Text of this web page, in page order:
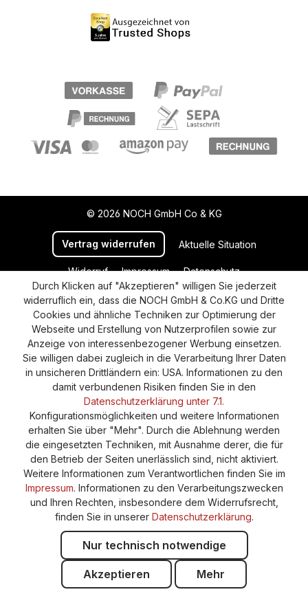
© 2026 NOCH GmbH Co & KG
Vertrag widerrufen Aktuelle Situation
Widerruf Impressum
Datenschutz
Versand und Zahlung
AGB
Cookie-Einstellungen
Barrierefreiheitserklärung
Durch Klicken auf "Akzeptieren" willigen Sie jederzeit
widerruflich ein, dass die NOCH GmbH & Co.KG und Dritte
Cookies und ähnliche Techniken zur Optimierung der
Webseite und Erstellung von Nutzerprofilen sowie zur
Anzeige von interessenbezogener Werbung einsetzen.
Sie willigen dabei zugleich in die Verarbeitung Ihrer Daten
in unsicheren Drittländern ein: USA. Informationen zu den
damit verbundenen Risiken finden Sie in den
Datenschutzerklärung unter 7.1.
Konfigurationsmöglichkeiten und weitere Informationen
erhalten Sie über "Mehr". Durch die Ablehnung werden
die eingesetzten Techniken, mit Ausnahme derer, die für
den Betrieb der Seiten unerlässlich sind, nicht aktiviert.
Weitere Informationen zum Verantwortlichen finden Sie im
Impressum. Informationen zu den Verarbeitungszwecken
und Ihren Rechten, insbesondere dem Widerrufsrecht,
finden Sie in unserer Datenschutzerklärung.
Nur technisch notwendige
Akzeptieren Mehr